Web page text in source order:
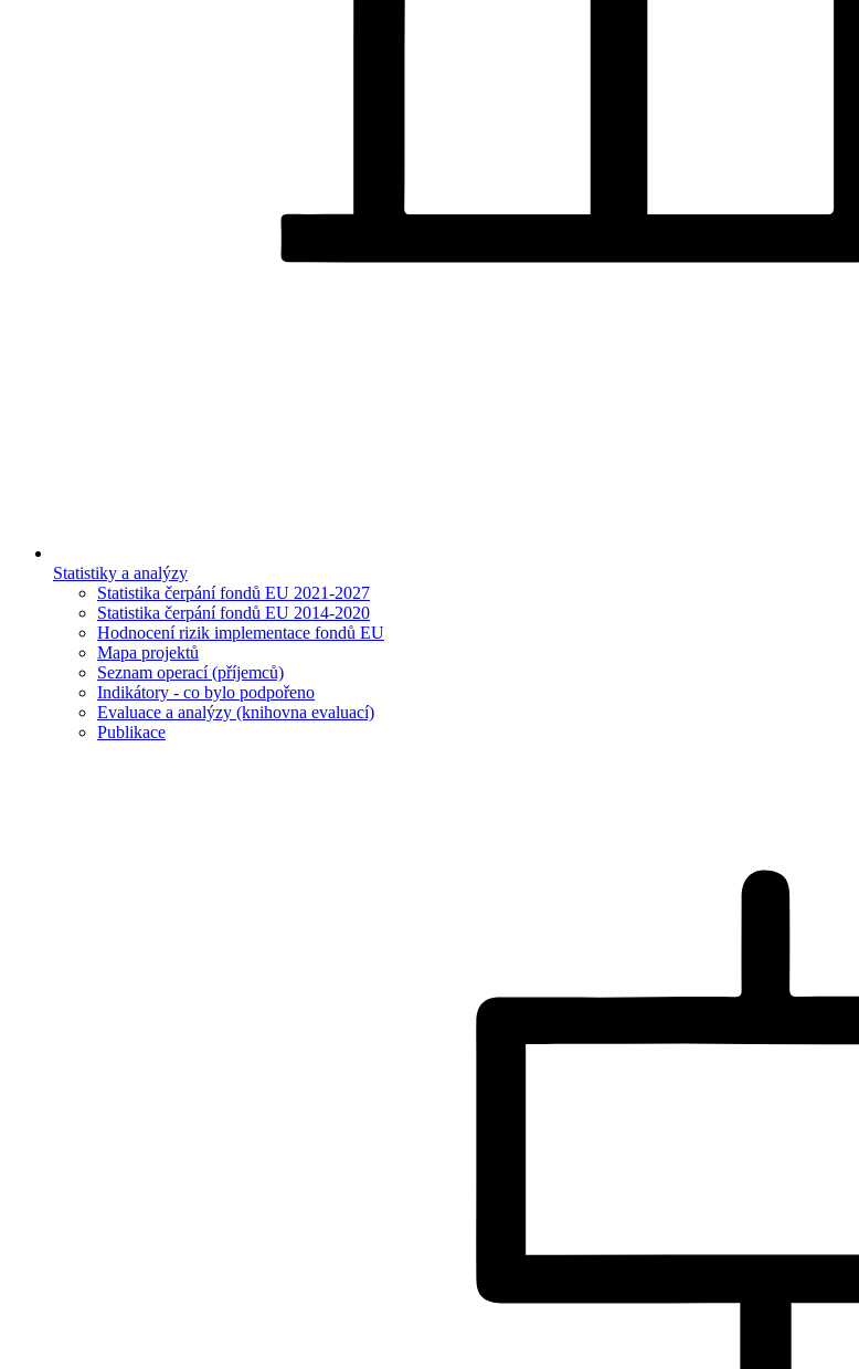
Statistiky a analýzy
Statistika čerpání fondů EU 2021-2027
Statistika čerpání fondů EU 2014-2020
Hodnocení rizik implementace fondů EU
Mapa projektů
Seznam operací (příjemců)
Indikátory - co bylo podpořeno
Evaluace a analýzy (knihovna evaluací)
Publikace